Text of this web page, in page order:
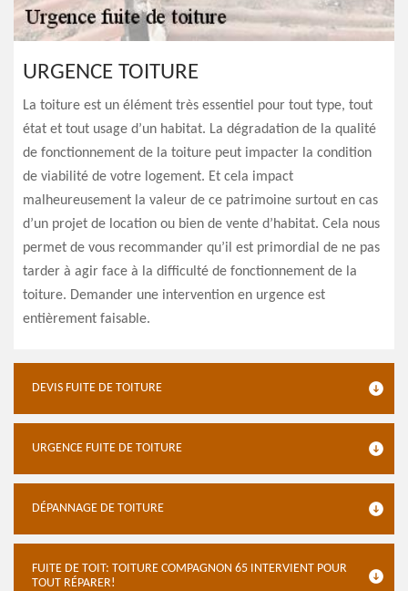
URGENCE TOITURE
La toiture est un élément très essentiel pour tout type, tout
état et tout usage d’un habitat. La dégradation de la qualité
de fonctionnement de la toiture peut impacter la condition
de viabilité de votre logement. Et cela impact
malheureusement la valeur de ce patrimoine surtout en cas
d’un projet de location ou bien de vente d’habitat. Cela nous
permet de vous recommander qu’il est primordial de ne pas
tarder à agir face à la difficulté de fonctionnement de la
toiture. Demander une intervention en urgence est
entièrement faisable.
DEVIS FUITE DE TOITURE
URGENCE FUITE DE TOITURE
DÉPANNAGE DE TOITURE
FUITE DE TOIT: TOITURE COMPAGNON 65 INTERVIENT POUR
TOUT RÉPARER!